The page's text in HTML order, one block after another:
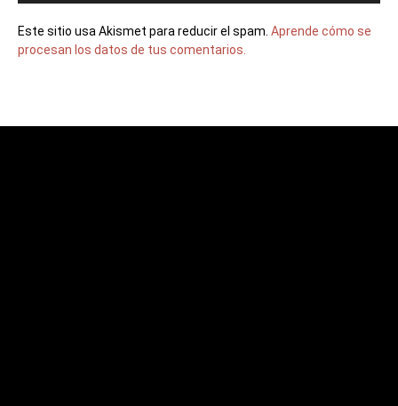
Este sitio usa Akismet para reducir el spam. Aprende cómo se
procesan los datos de tus comentarios.